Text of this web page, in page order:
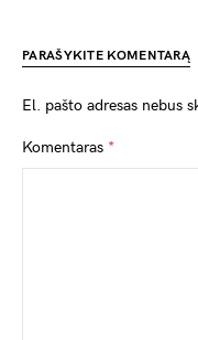
PARAŠYKITE KOMENTARĄ
El. pašto adresas nebus
Komentaras *